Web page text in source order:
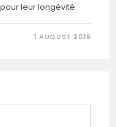
leur longévité.
1 AUGUST 2016